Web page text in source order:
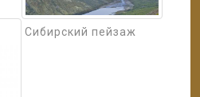
Сибирский пейзаж